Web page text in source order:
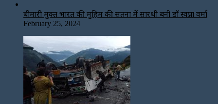
बीमारी मुक्त भारत की मुहिम की सतना में सारथी बनी डाॅ स्वप्ना वर्मा
February 25, 2024